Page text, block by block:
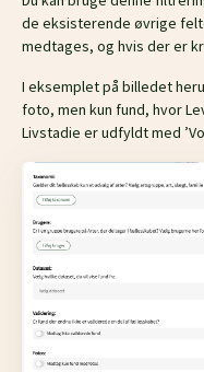
de eksisterende øvrige
medtages, og hvis der er
I eksemplet på billedet
foto, men kun fund, hvor
Livstadie er udfyldt med